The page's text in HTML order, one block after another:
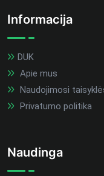
Informacija
DUK
Apie mus
Naudojimosi
Privatumo politika
Naudinga